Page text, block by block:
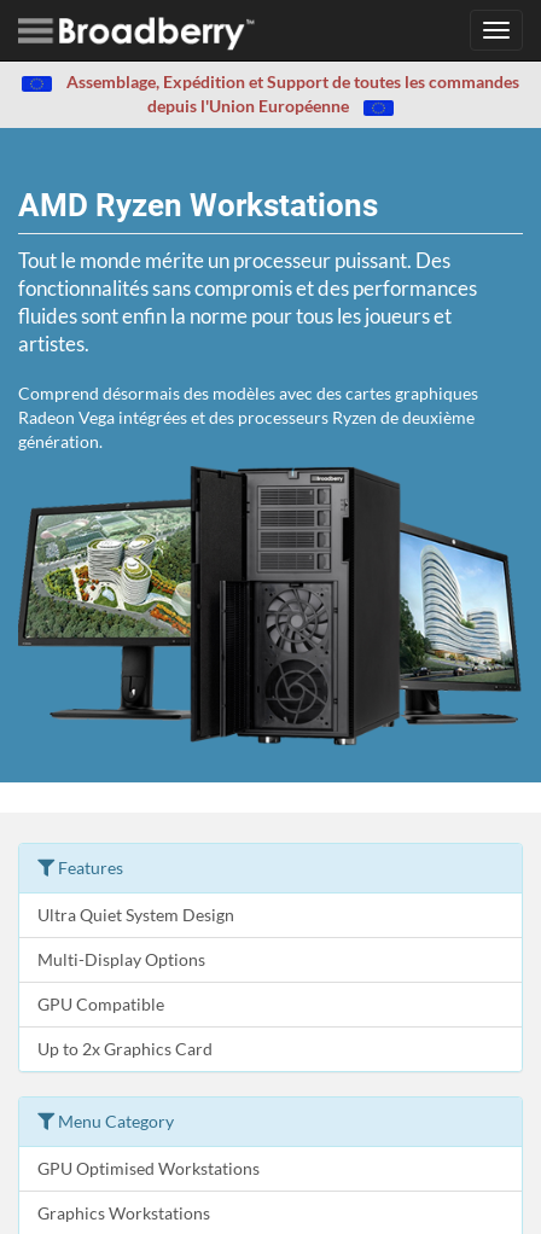
Assemblage, Expédition et Support de toutes les commandes
depuis l'Union Européenne
AMD Ryzen Workstations
Tout le monde mérite un processeur puissant. Des
fonctionnalités sans compromis et des performances
fluides sont enfin la norme pour tous les joueurs et
artistes.
Comprend désormais des modèles avec des cartes graphiques
Radeon Vega intégrées et des processeurs Ryzen de deuxième
génération.
Features
Ultra Quiet System Design
Multi-Display Options
GPU Compatible
Up to 2x Graphics Card
Menu Category
GPU Optimised Workstations
Graphics Workstations